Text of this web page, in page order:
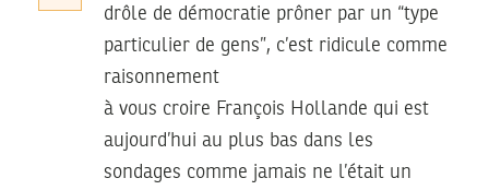
drôle de démocratie prôner par un “type
particulier de gens”, c’est ridicule comme
raisonnement
à vous croire François Hollande qui est
aujourd’hui au plus bas dans les
sondages comme jamais ne l’était un